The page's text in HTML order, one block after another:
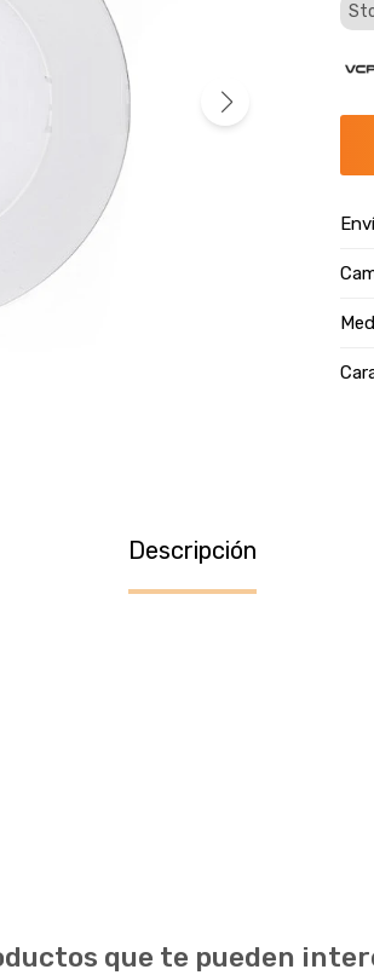
Descripción
que te pueden